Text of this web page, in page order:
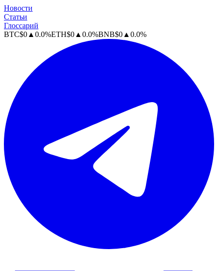
Новости
Статьи
Глоссарий
BTC$0 ▲ 0.0%ETH$0 ▲ 0.0%BNB$0 ▲ 0.0%